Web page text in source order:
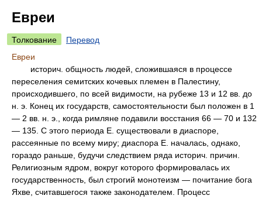
Евреи
Толкование
Перевод
Евреи
историч. общность людей, сложившаяся в процессе
переселения семитских кочевых племен в Палестину,
происходившего, по всей видимости, на рубеже 13 и 12 вв. до
н. э. Конец их государств, самостоятельности был положен в 1
— 2 вв. н. э., когда римляне подавили восстания 66 — 70 и 132
— 135. С этого периода Е. существовали в диаспоре,
рассеянные по всему миру; диаспора Е. началась, однако,
гораздо раньше, будучи следствием ряда историч. причин.
Религиозным ядром, вокруг которого формировалась их
государственность, был строгий монотеизм — почитание бога
Яхве, считавшегося также законодателем. Процесс